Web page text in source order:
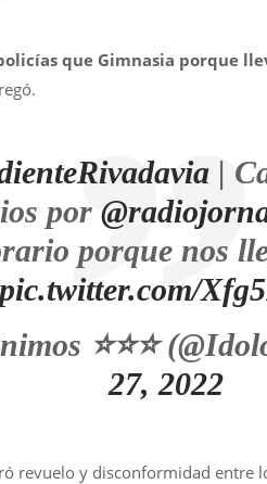
que Gimnasia porque
|
por
porque nos
pic.twitter.com/
⭐⭐⭐
27, 2022
revuelo y disconformidad entre